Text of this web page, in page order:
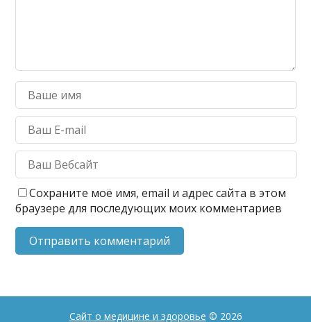
Сохраните моё имя, email и адрес сайта в этом
браузере для последующих моих комментариев
Сайт о медицине и здоровье © 2026